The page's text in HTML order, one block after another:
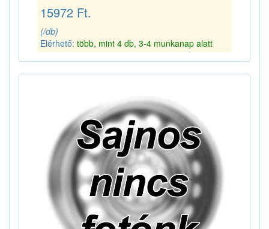
15972 Ft.
(/db)
Elérhető: több, mint 4 db, 3-4 munkanap alatt